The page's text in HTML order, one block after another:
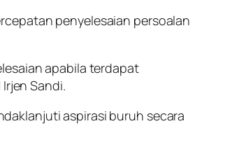
penyelesaian persoalan
apabila terdapat
Sandi.
aspirasi buruh secara